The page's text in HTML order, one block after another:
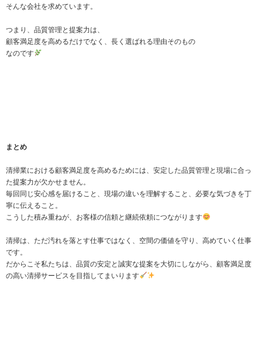
そんな会社を求めています。
つまり、品質管理と提案力は、
顧客満足度を高めるだけでなく、長く選ばれる理由そのもの
なのです
まとめ
清掃業における顧客満足度を高めるためには、安定した品質管理と現場に合っ
た提案力が欠かせません。
毎回同じ安心感を届けること、現場の違いを理解すること、必要な気づきを丁
寧に伝えること。
こうした積み重ねが、お客様の信頼と継続依頼につながります
清掃は、ただ汚れを落とす仕事ではなく、空間の価値を守り、高めていく仕事
です。
だからこそ私たちは、品質の安定と誠実な提案を大切にしながら、顧客満足度
の高い清掃サービスを目指してまいります